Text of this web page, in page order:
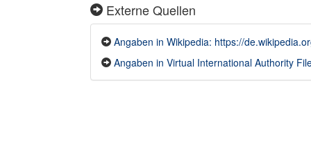
Externe Quellen
Angaben in Wikipedia: https://
Angaben in Virtual International Authority